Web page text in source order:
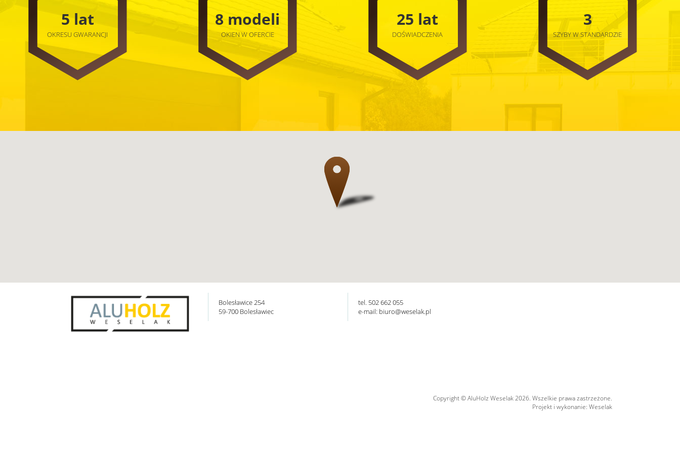
5 lat
OKRESU GWARANCJI
8 modeli
OKIEN W OFERCIE
25 lat
DOŚWIADCZENIA
3
SZYBY W STANDARDZIE
Bolesławice 254
59-700 Bolesławiec
tel. 502 662 055
e-mail: biuro@weselak.pl
Copyright © AluHolz Weselak 2026. Wszelkie prawa zastrzeżone.
Projekt i wykonanie: Weselak